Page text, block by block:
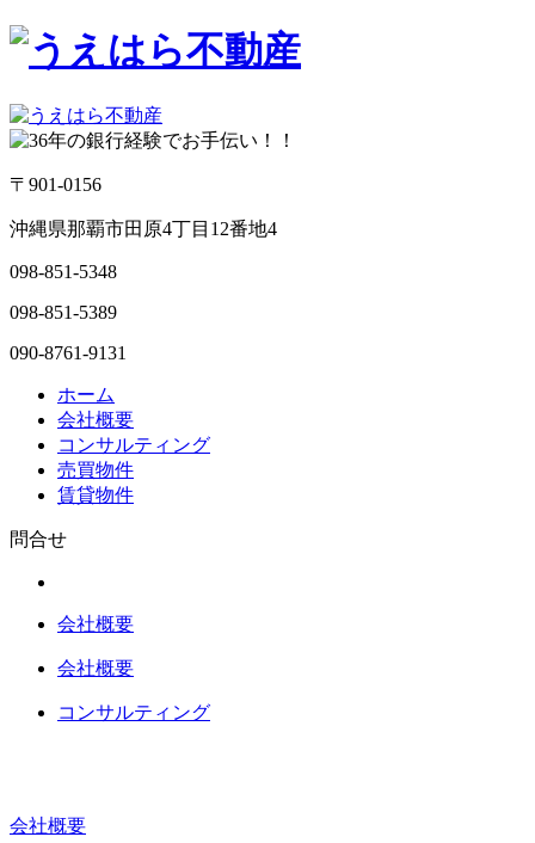
〒901-0156
沖縄県那覇市田原4丁目12番地4
098-851-5348
098-851-5389
090-8761-9131
ホーム
会社概要
コンサルティング
売買物件
賃貸物件
問合せ
会社概要
会社概要
コンサルティング
会社概要